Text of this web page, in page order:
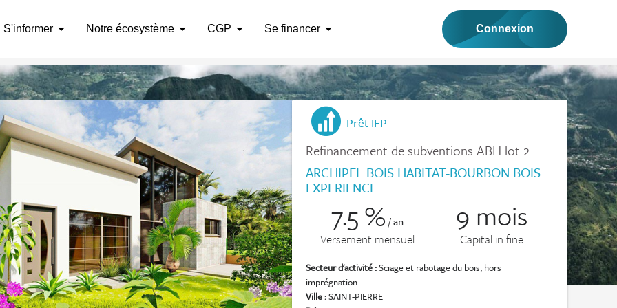
S'informerarrow_drop_down Notre écosystèmearrow_drop_down CGP arrow_drop_down Se financerarrow_drop_down Connexion
Prêt IFP
Refinancement de subventions ABH lot 2
ARCHIPEL BOIS HABITAT-BOURBON BOIS
EXPERIENCE
7.5 % / an
Versement mensuel
9 mois
Capital in fine
Secteur d'activité :Sciage et rabotage du bois, hors
imprégnation
Ville :SAINT-PIERRE